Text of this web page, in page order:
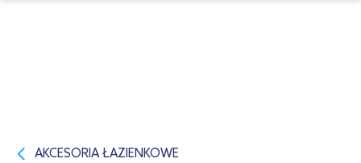
AKCESORIA ŁAZIENKOWE